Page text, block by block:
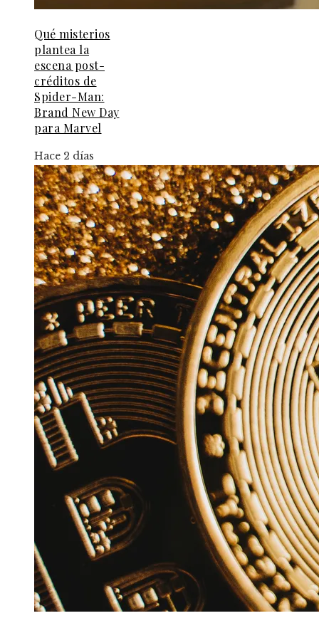
Qué misterios
plantea la
escena post-
créditos de
Spider-Man:
Brand New Day
para Marvel
Hace 2 días